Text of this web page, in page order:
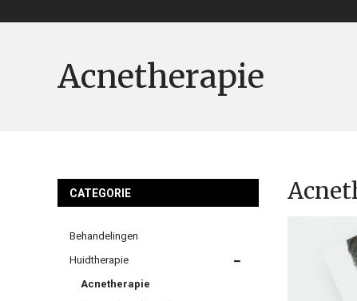
Acnetherapie
CATEGORIE
Behandelingen
Huidtherapie
Acnetherapie